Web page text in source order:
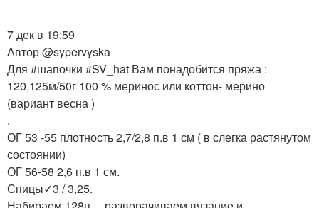
7 дек в 19:59
Автор @sypervyska
Для #шапочки #SV_hat Вам понадобится пряжа :
120,125м/50г 100 % меринос или коттон- мерино
(вариант весна )
.
ОГ 53 -55 плотность 2,7/2,8 п.в 1 см ( в слегка растянутом
состоянии)
ОГ 56-58 2,6 п.в 1 см.
Спицы✓3 / 3,25.